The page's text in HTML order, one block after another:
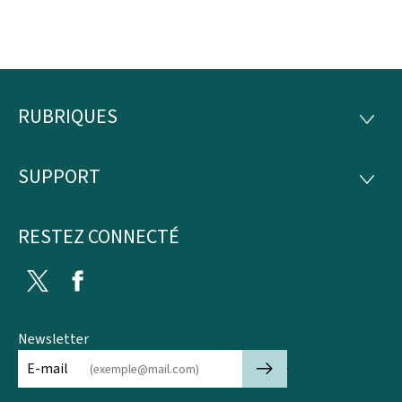
Pied
page
RUBRIQUES
SUPPORT
RESTEZ CONNECTÉ
Twitter
Newsletter
E-mail
🡒